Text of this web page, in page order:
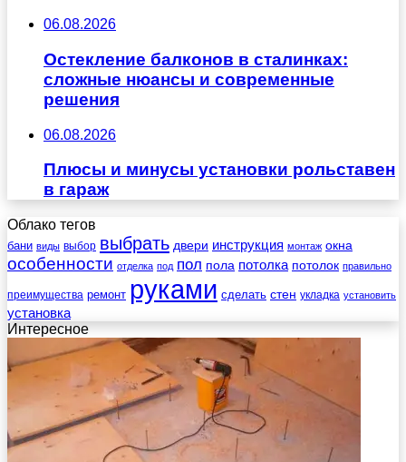
06.08.2026
Остекление балконов в сталинках:
сложные нюансы и современные
решения
06.08.2026
Плюсы и минусы установки рольставен
в гараж
Облако тегов
бани виды выбор выбрать двери инструкция монтаж окна
особенности отделка под пол пола потолка потолок правильно
преимущества ремонт руками сделать стен укладка установить
установка
Интересное